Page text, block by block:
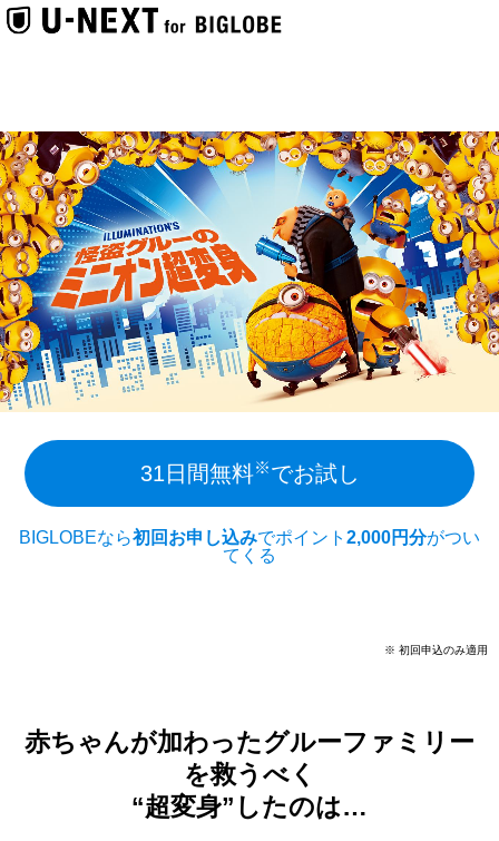
31日間無料※でお試し
BIGLOBEなら初回お申し込みでポイント 2,000円分がつい
てくる
※ 初回申込のみ適用
赤ちゃんが加わったグルーファミリー
を救うべく
“超変身”したのは…